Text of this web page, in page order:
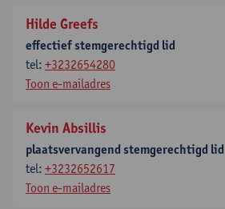
Hilde Greefs
effectief stemgerechtigd lid
tel: +3232654280
Toon e-mailadres
Kevin Absillis
plaatsvervangend stemgerechtigd lid
tel: +3232652617
Toon e-mailadres